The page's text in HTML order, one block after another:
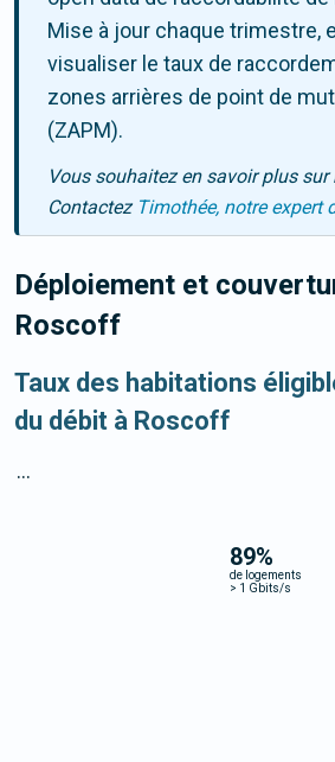
Mise à jour chaque trimestre,
visualiser le taux de
zones arrières de point de
(ZAPM).
Vous souhaitez en savoir plus sur
Contactez Timothée, notre expert
Déploiement et
Roscoff
Taux des habitations
du débit à Roscoff
89%
de logements
> 1 Gbits/s
...